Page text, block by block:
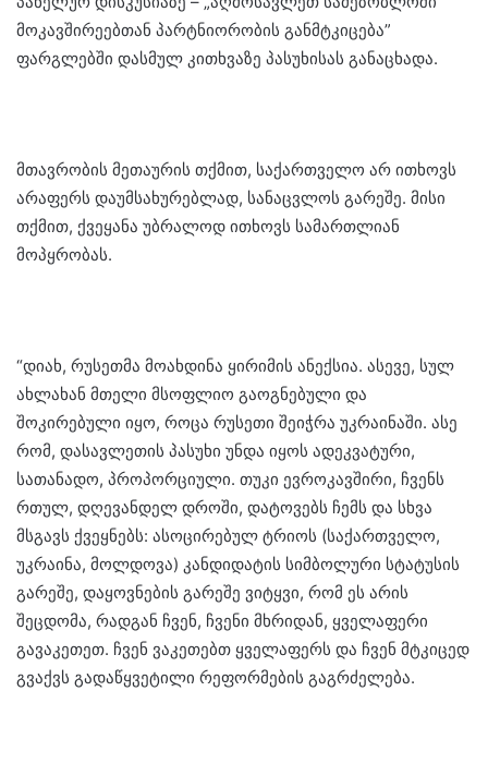
მოკავშირეებთან პარტნიორობის განმტკიცება”
ფარგლებში დასმულ კითხვაზე პასუხისას განაცხადა.
მთავრობის მეთაურის თქმით, საქართველო არ ითხოვს
არაფერს დაუმსახურებლად, სანაცვლოს გარეშე. მისი
თქმით, ქვეყანა უბრალოდ ითხოვს სამართლიან
მოპყრობას.
“დიახ, რუსეთმა მოახდინა ყირიმის ანექსია. ასევე, სულ
ახლახან მთელი მსოფლიო გაოგნებული და
შოკირებული იყო, როცა რუსეთი შეიჭრა უკრაინაში. ასე
რომ, დასავლეთის პასუხი უნდა იყოს ადეკვატური,
სათანადო, პროპორციული. თუკი ევროკავშირი, ჩვენს
რთულ, დღევანდელ დროში, დატოვებს ჩემს და სხვა
მსგავს ქვეყნებს: ასოცირებულ ტრიოს (საქართველო,
უკრაინა, მოლდოვა) კანდიდატის სიმბოლური სტატუსის
გარეშე, დაყოვნების გარეშე ვიტყვი, რომ ეს არის
შეცდომა, რადგან ჩვენ, ჩვენი მხრიდან, ყველაფერი
გავაკეთეთ. ჩვენ ვაკეთებთ ყველაფერს და ჩვენ მტკიცედ
გვაქვს გადაწყვეტილი რეფორმების გაგრძელება.